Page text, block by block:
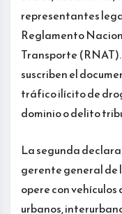
representantes
Reglamento
Transporte
suscriben el
tráfico ilícito de
dominio o delito
La segunda
gerente general de
opere con vehículos
urbanos,